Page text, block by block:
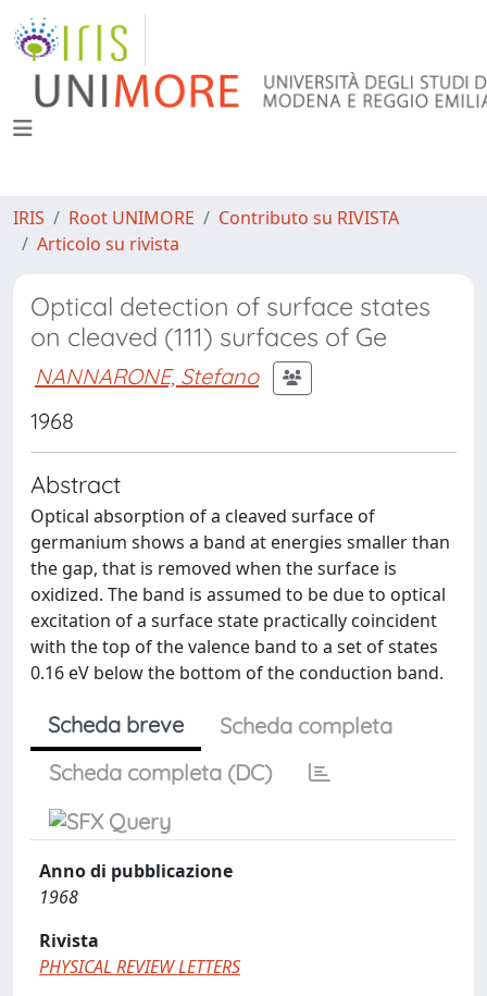
IRIS Root UNIMORE
Contributo su RIVISTA
Articolo su rivista
Optical detection of surface states
on cleaved (111) surfaces of Ge
NANNARONE, Stefano
1968
Abstract
Optical absorption of a cleaved surface of
germanium shows a band at energies smaller than
the gap, that is removed when the surface is
oxidized. The band is assumed to be due to optical
excitation of a surface state practically coincident
with the top of the valence band to a set of states
0.16 eV below the bottom of the conduction band.
Scheda breve
Scheda completa
Scheda completa (DC)
Anno di pubblicazione
1968
Rivista
PHYSICAL REVIEW LETTERS